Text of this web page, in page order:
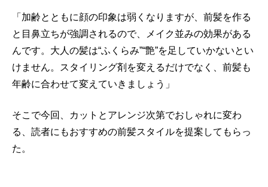
「加齢とともに顔の印象は弱くなりますが、前髪を作る
と目鼻立ちが強調されるので、メイク並みの効果がある
んです。大人の髪は“ふくらみ”“艶”を足していかないとい
けません。スタイリング剤を変えるだけでなく、前髪も
年齢に合わせて変えていきましょう」
そこで今回、カットとアレンジ次第でおしゃれに変わ
る、読者にもおすすめの前髪スタイルを提案してもらっ
た。